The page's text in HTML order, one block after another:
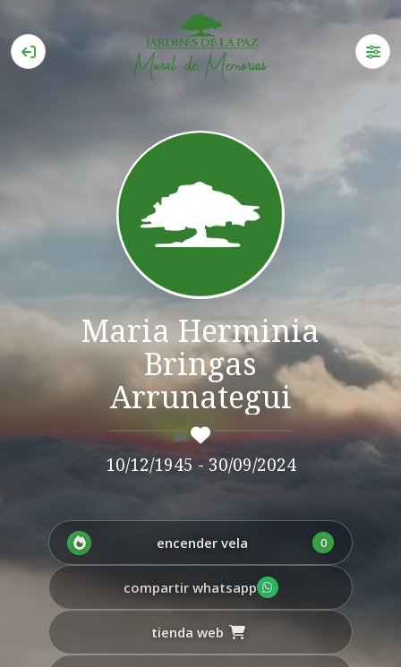
Maria Herminia
Bringas
Arrunategui
10/12/1945 - 30/09/2024
encender vela 0
compartir whatsapp
tienda web